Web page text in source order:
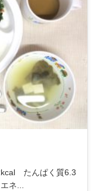
たんぱく質6.3
ネ...